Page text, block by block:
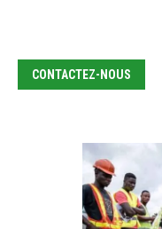
CONTACTEZ-NOUS